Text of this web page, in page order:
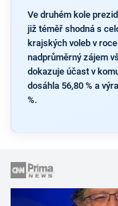
Ve druhém kole
již téměř shodná s
krajských voleb v
nadprůměrný zájem
dokazuje účast v
dosáhla 56,80 % a
%.